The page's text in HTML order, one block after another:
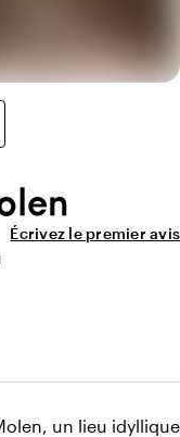
Écrivez le premier avis
un lieu idyllique